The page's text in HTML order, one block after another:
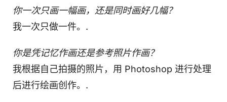
你一次只画一幅画，还是同时画好几幅？
我一次只做一件。.
你是凭记忆作画还是参考照片作画？
我根据自己拍摄的照片，用 Photoshop 进行处理
后进行绘画创作。.